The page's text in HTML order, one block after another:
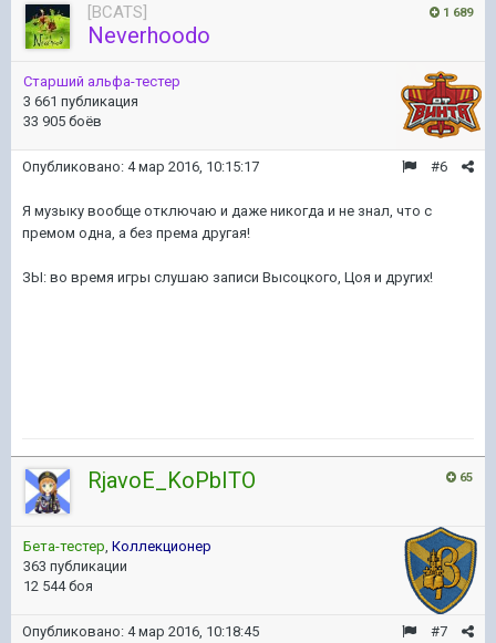
1 689
[BCATS]
Neverhoodo
Старший альфа-тестер
3 661 публикация
33 905 боёв
#6
Опубликовано: 4 мар 2016, 10:15:17
Я музыку вообще отключаю и даже никогда и не знал, что с
премом одна, а без према другая!
ЗЫ: во время игры слушаю записи Высоцкого, Цоя и других!
65
RjavoE_KoPbITO
Бета-тестер Коллекционер
363 публикации
12 544 боя
#7
Опубликовано: 4 мар 2016, 10:18:45